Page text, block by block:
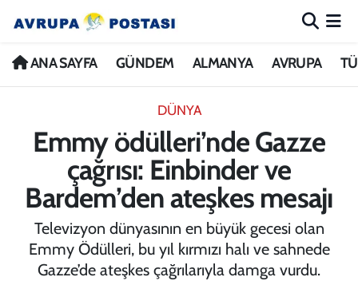
ANA SAYFA GÜNDEM ALMANYA AVRUPA
DÜNYA
Emmy ödülleri’nde Gazze
çağrısı: Einbinder ve
Bardem’den ateşkes mesajı
Televizyon dünyasının en büyük gecesi olan
Emmy Ödülleri, bu yıl kırmızı halı ve sahnede
Gazze’de ateşkes çağrılarıyla damga vurdu.
ANA SAYFA
ALMANYA
AVRUPA
TÜRKİYE
DÜNYA
Nöbetçi Eczaneler
İstanbul Namaz Vakitleri
Trafik Durumu
Avrupa Ligi Puan Durumu ve Fikstür
Tüm Manşetler